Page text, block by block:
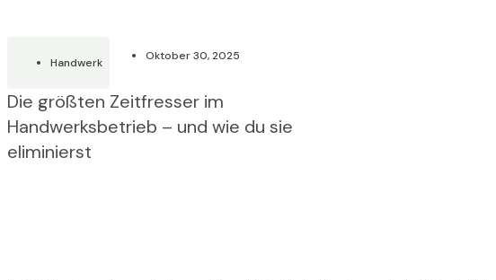
Handwerk Oktober 30, 2025
Die größten Zeitfresser im
Handwerksbetrieb – und wie du sie
eliminierst